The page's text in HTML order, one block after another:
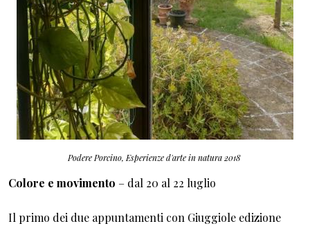
Podere Porcino, Esperienze d'arte in natura 2018
Colore e movimento – dal 20 al 22 luglio
Il primo dei due appuntamenti con Giuggiole edizione